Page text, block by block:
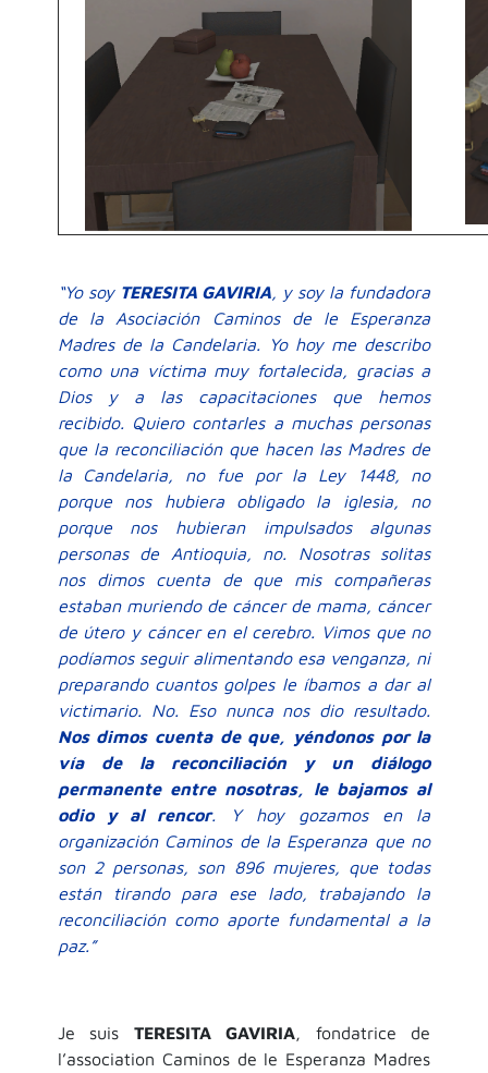
“Yo soy TERESITA GAVIRIA, y soy la fundadora
de la Asociación Caminos de le Esperanza
Madres de la Candelaria. Yo hoy me describo
como una víctima muy fortalecida, gracias a
Dios y a las capacitaciones que hemos
recibido. Quiero contarles a muchas personas
que la reconciliación que hacen las Madres de
la Candelaria, no fue por la Ley 1448, no
porque nos hubiera obligado la iglesia, no
porque nos hubieran impulsados algunas
personas de Antioquia, no. Nosotras solitas
nos dimos cuenta de que mis compañeras
estaban muriendo de cáncer de mama, cáncer
de útero y cáncer en el cerebro. Vimos que no
podíamos seguir alimentando esa venganza, ni
preparando cuantos golpes le íbamos a dar al
victimario. No. Eso nunca nos dio resultado.
Nos dimos cuenta de que, yéndonos por la
vía de la reconciliación y un diálogo
permanente entre nosotras, le bajamos al
odio y al rencor. Y hoy gozamos en la
organización Caminos de la Esperanza que no
son 2 personas, son 896 mujeres, que todas
están tirando para ese lado, trabajando la
reconciliación como aporte fundamental a la
paz.”
Je suisTERESITA GAVIRIA, fondatrice de
l’association Caminos de le Esperanza Madres